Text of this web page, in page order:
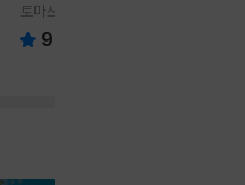
토마쓰리 글그림
9.8